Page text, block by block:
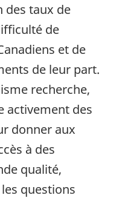
des taux de
de
et de
de leur part.
recherche,
activement des
donner aux
à des
qualité,
questions